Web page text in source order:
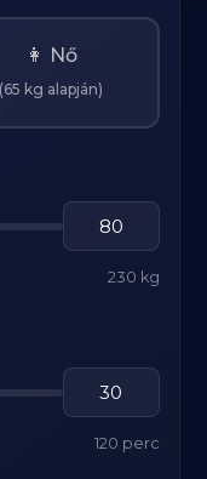
👩 Nő
(65 kg alapján)
230 kg
120 perc